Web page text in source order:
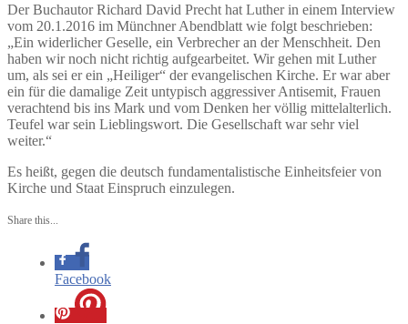
Der Buchautor Richard David Precht hat Luther in einem Interview
vom 20.1.2016 im Münchner Abendblatt wie folgt beschrieben:
„Ein widerlicher Geselle, ein Verbrecher an der Menschheit. Den
haben wir noch nicht richtig aufgearbeitet. Wir gehen mit Luther
um, als sei er ein „Heiliger“ der evangelischen Kirche. Er war aber
ein für die damalige Zeit untypisch aggressiver Antisemit, Frauen
verachtend bis ins Mark und vom Denken her völlig mittelalterlich.
Teufel war sein Lieblingswort. Die Gesellschaft war sehr viel
weiter.“
Es heißt, gegen die deutsch fundamentalistische Einheitsfeier von
Kirche und Staat Einspruch einzulegen.
Share this...
Facebook